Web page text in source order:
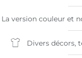
La version couleur et
Divers décors,